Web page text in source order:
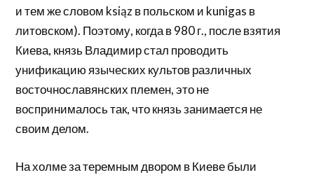
и тем же словом ksiąz в польском и kunigas в
литовском). Поэтому, когда в 980 г., после взятия
Киева, князь Владимир стал проводить
унификацию языческих культов различных
восточнославянских племен, это не
воспринималось так, что князь занимается не
своим делом.
На холме за теремным двором в Киеве были